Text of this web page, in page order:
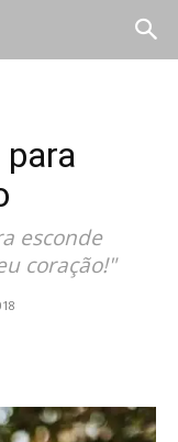
esconde
coração!"